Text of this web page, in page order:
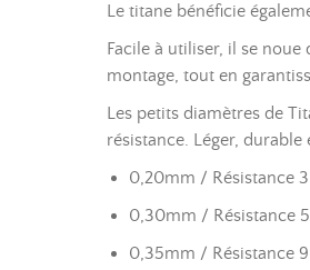
Le titane bénéficie
Facile à utiliser, il se
montage, tout en
Les petits diamètres de
résistance. Léger,
0,20mm / Résistance
0,30mm / Résistance
0,35mm / Résistance